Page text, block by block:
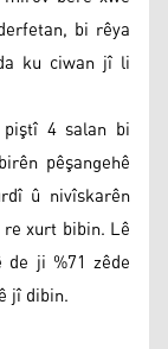
bi rêya
ku ciwan jî li
piştî 4 salan bi
pêşangehê
û nivîskarên
xurt bibin. Lê
ji %71 zêde
jî dibin.